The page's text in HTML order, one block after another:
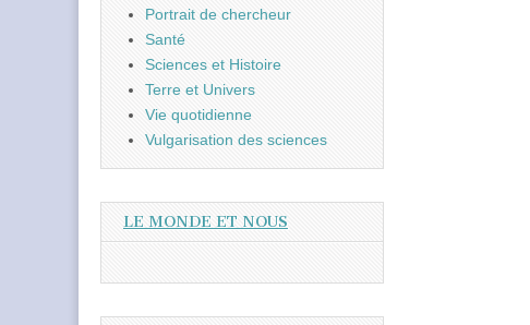
Portrait de chercheur
Santé
Sciences et Histoire
Terre et Univers
Vie quotidienne
Vulgarisation des sciences
LE MONDE ET NOUS